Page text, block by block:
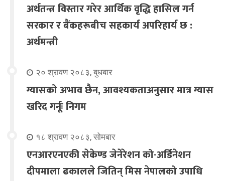
अर्थतन्त्र विस्तार गरेर आर्थिक वृद्धि हासिल गर्न
सरकार र बैंकहरूबीच सहकार्य अपरिहार्य छ :
अर्थमन्त्री
२० श्रावण २०८३, बुधबार
ग्यासको अभाव छैन, आवश्यकताअनुसार मात्र ग्यास
खरिद गर्नूः निगम
१८ श्रावण २०८३, सोमबार
एनआरएनएकी सेकेण्ड जेनेरेशन को-अर्डिनेशन
दीपमाला ढकालले जितिन् मिस नेपालको उपाधि